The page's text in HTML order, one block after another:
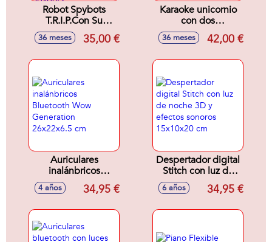
Robot Spybots
T.R.I.P.Con Su
Proyector Led
Emite El Logo
Que La Zona Está
Protegida Por Los
Spybots
36 meses 35,00 €
Karaoke unicornio
con dos
micrófonos.
Transforma tu voz
auriculares. Con
bluetooth.
28x8x21,5cm
36 meses 42,00 €
Auriculares
inalánbricos
Bluetooth Wow
Generation
4 años 34,95 €
Despertador digital
Stitch con luz de
noche 3D y efectos
sonoros 15x10x20
6 años 34,95 €